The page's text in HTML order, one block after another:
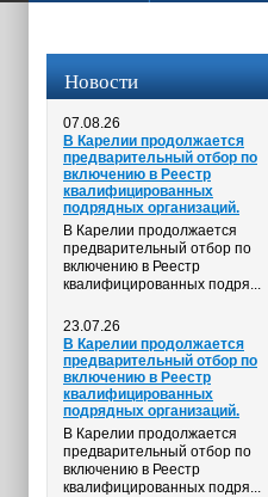
Новости
07.08.26
В Карелии продолжается
предварительный отбор по
включению в Реестр
квалифицированных
подрядных организаций.
В Карелии продолжается
предварительный отбор по
включению в Реестр
квалифицированных подря...
23.07.26
В Карелии продолжается
предварительный отбор по
включению в Реестр
квалифицированных
подрядных организаций.
В Карелии продолжается
предварительный отбор по
включению в Реестр
квалифицированных подря...